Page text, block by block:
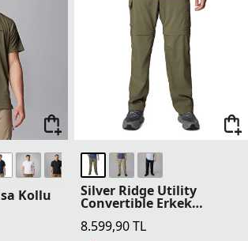
Kollu Silver Ridge Utility
Convertible Erkek
8.599,90TL